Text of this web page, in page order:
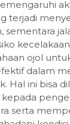
terjadi
ojol
dalam
Hal ini bisa
serta